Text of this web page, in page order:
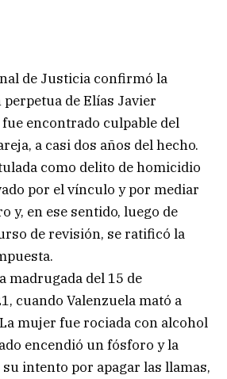
de Justicia confirmó la
de Elías Javier
encontrado culpable del
a casi dos años del hecho.
como delito de homicidio
por el vínculo y por mediar
y, en ese sentido, luego de
de revisión, se ratificó la
madrugada del 15 de
cuando Valenzuela mató a
mujer fue rociada con alcohol
encendió un fósforo y la
intento por apagar las llamas,